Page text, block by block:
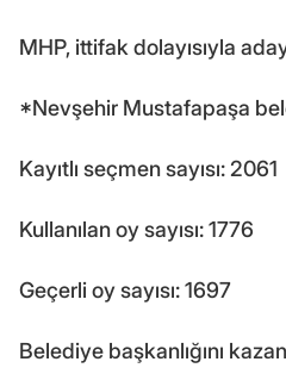
MHP, ittifak dolayısıyla
*Nevşehir Mustafapaşa
Kayıtlı seçmen sayısı: 2061
Kullanılan oy sayısı: 1776
Geçerli oy sayısı: 1697
Belediye başkanlığını